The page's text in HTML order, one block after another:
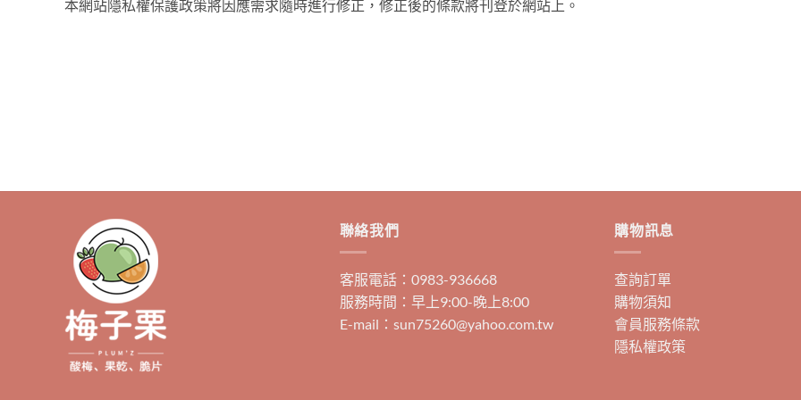
本網站隱私權保護政策將因應需求隨時進行修正，修正後的條款將刊登於網站上。
聯絡我們
客服電話：0983-936668
服務時間：早上9:00-晚上8:00
E-mail：sun75260@yahoo.com.tw
購物訊息
查詢訂單
購物須知
會員服務條款
隱私權政策